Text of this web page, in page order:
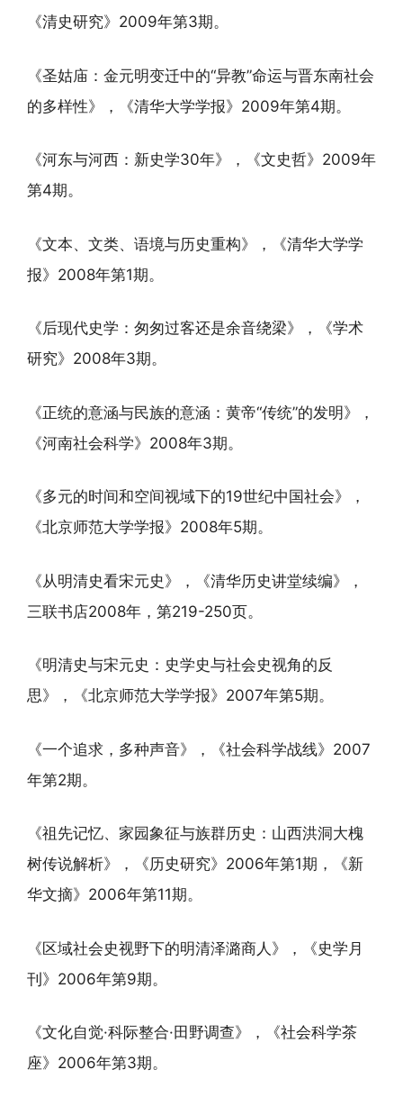
《清史研究》2009年第3期。
《圣姑庙：金元明变迁中的“异教”命运与晋东南社会
的多样性》，《清华大学学报》2009年第4期。
《河东与河西：新史学30年》，《文史哲》2009年
第4期。
《文本、文类、语境与历史重构》，《清华大学学
报》2008年第1期。
《后现代史学：匆匆过客还是余音绕梁》，《学术
研究》2008年3期。
《正统的意涵与民族的意涵：黄帝“传统”的发明》，
《河南社会科学》2008年3期。
《多元的时间和空间视域下的19世纪中国社会》，
《北京师范大学学报》2008年5期。
《从明清史看宋元史》，《清华历史讲堂续编》，
三联书店2008年，第219-250页。
《明清史与宋元史：史学史与社会史视角的反
思》，《北京师范大学学报》2007年第5期。
《一个追求，多种声音》，《社会科学战线》2007
年第2期。
《祖先记忆、家园象征与族群历史：山西洪洞大槐
树传说解析》，《历史研究》2006年第1期，《新
华文摘》2006年第11期。
《区域社会史视野下的明清泽潞商人》，《史学月
刊》2006年第9期。
《文化自觉·科际整合·田野调查》，《社会科学茶
座》2006年第3期。